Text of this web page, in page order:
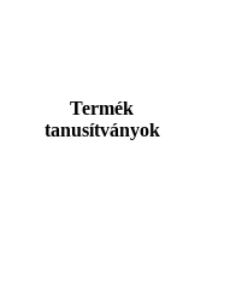
Termék
tanusítványok